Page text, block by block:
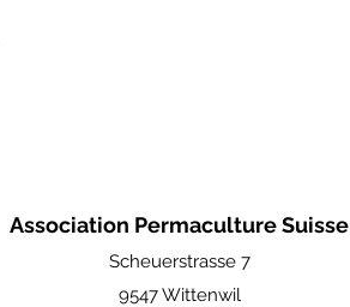
Association Permaculture Suisse
Scheuerstrasse 7
9547 Wittenwil